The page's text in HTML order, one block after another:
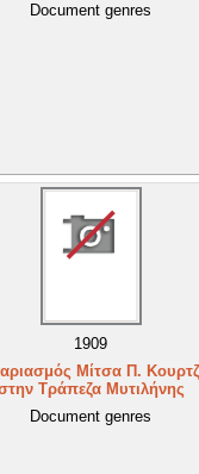
Document genres
1909
Μίτσα Π.
Τράπεζα Μυτιλήνης
Document genres